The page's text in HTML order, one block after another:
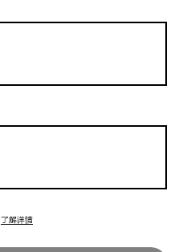
了解详情